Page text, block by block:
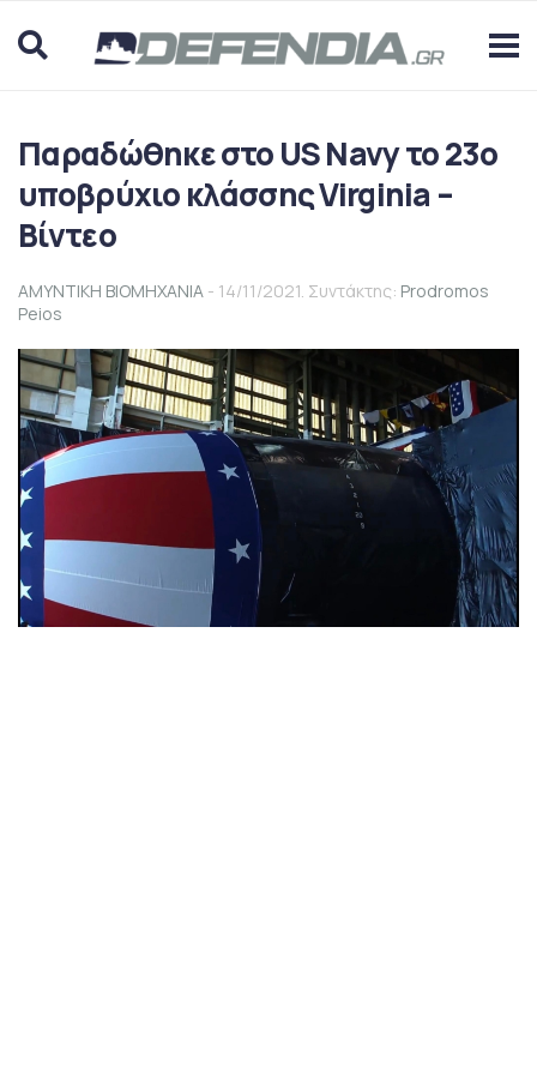
Παραδώθηκε στο US Navy το 23ο
υποβρύχιο κλάσσης Virginia –
Βίντεο
ΑΜΥΝΤΙΚΗ ΒΙΟΜΗΧΑΝΙΑ - 14/11/2021. Συντάκτης: Prodromos
Peios